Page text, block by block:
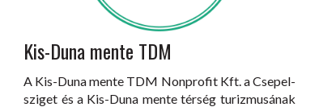
Kis-Duna mente TDM
A Kis-Duna mente TDM Nonprofit Kft. a Csepel-
sziget és a Kis-Duna mente térség turizmusának